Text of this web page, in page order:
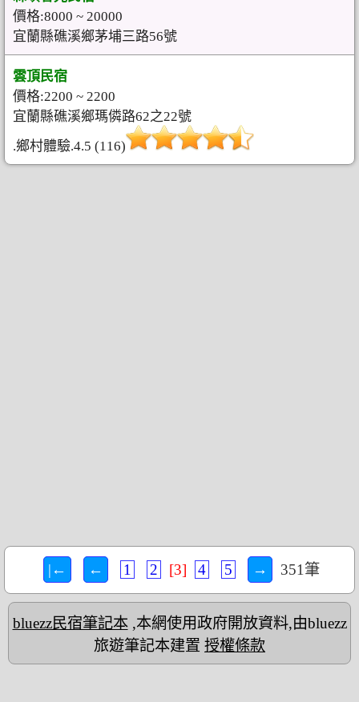
價格:8000 ~ 20000
宜蘭縣礁溪鄉茅埔三路56號
雲頂民宿
價格:2200 ~ 2200
宜蘭縣礁溪鄉瑪僯路62之22號
.鄉村體驗.4.5 (116)
|← ← 1 2 [3] 4 5 → 351筆
bluezz民宿筆記本,本網使用政府開放資料,由bluezz
旅遊筆記本建置 授權條款